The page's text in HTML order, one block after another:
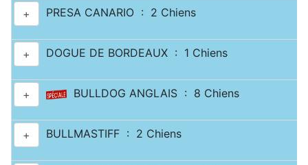
+ PRESA CANARIO : 2 Chiens
+ DOGUE DE BORDEAUX : 1 Chiens
+ BULLDOG ANGLAIS : 8 Chiens
+ BULLMASTIFF : 2 Chiens